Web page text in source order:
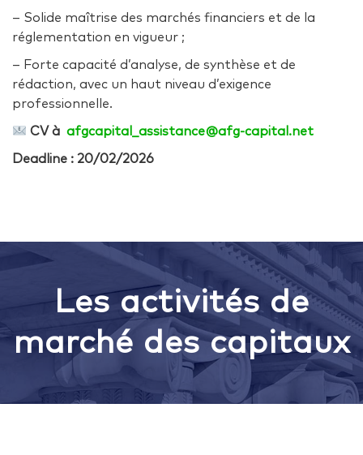
– Solide maîtrise des marchés financiers et de la
réglementation en vigueur ;
– Forte capacité d’analyse, de synthèse et de
rédaction, avec un haut niveau d’exigence
professionnelle.
CV àafgcapital_assistance@afg-capital.net
Deadline : 20/02/2026
Les activités de
marché des capitaux